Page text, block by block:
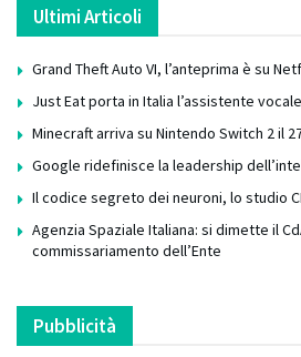
Ultimi Articoli
Grand Theft Auto VI, l’anteprima è su
Just Eat porta in Italia l’assistente
Minecraft arriva su Nintendo Switch 2 il
Google ridefinisce la leadership
Il codice segreto dei neuroni, lo studio
Agenzia Spaziale Italiana: si dimette il
commissariamento dell’Ente
Pubblicità